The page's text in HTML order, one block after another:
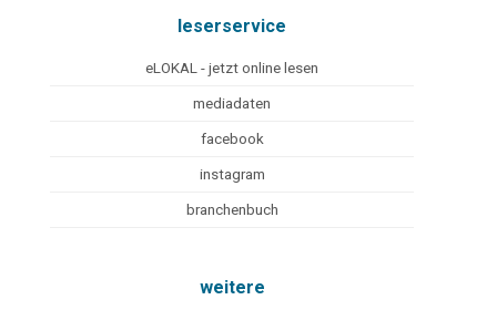
leserservice
eLOKAL - jetzt online lesen
mediadaten
facebook
instagram
branchenbuch
weitere